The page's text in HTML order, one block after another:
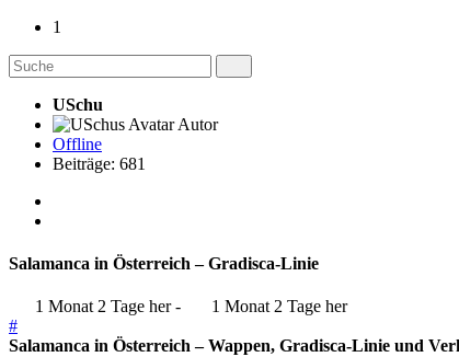
1
USchu
Autor
Offline
Beiträge: 681
Salamanca in Österreich – Gradisca-Linie
1 Monat 2 Tage her-
1 Monat 2 Tage her
#
Salamanca in Österreich – Wappen, Gradisca-Linie und